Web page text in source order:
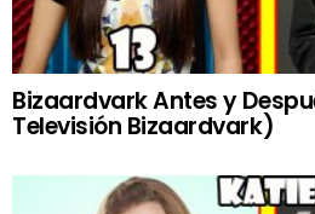
Bizaardvark Antes y
Televisión Bizaardvark)